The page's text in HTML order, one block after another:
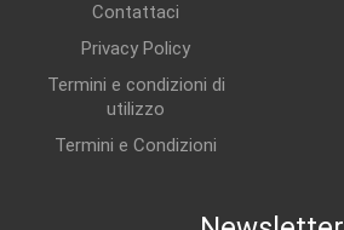
Contattaci
Privacy Policy
Termini e condizioni di
utilizzo
Termini e Condizioni